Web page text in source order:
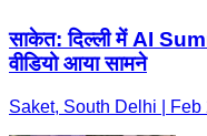
साकेत: दिल्ली में AI
वीडियो आया सामने
Saket, South Delhi | Feb